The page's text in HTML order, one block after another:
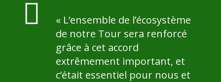
« L’ensemble de l’écosystème
de notre Tour sera renforcé
grâce à cet accord
extrêmement important, et
c’était essentiel pour nous et